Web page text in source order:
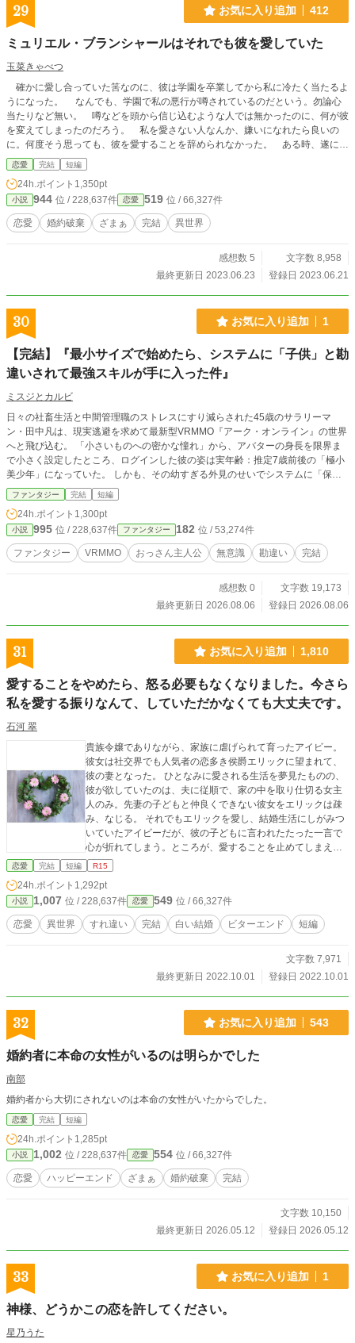
29 お気に入り追加 412
ミュリエル・ブランシャールはそれでも彼を愛していた
玉菜きゃべつ
確かに愛し合っていた筈なのに、彼は学園を卒業してから私に冷たく当たるよ
うになった。 なんでも、学園で私の悪行が噂されているのだという。勿論心
当たりなど無い。 噂などを頭から信じ込むような人では無かったのに、何が彼
を変えてしまったのだろう。 私を愛さない人なんか、嫌いになれたら良いの
に。何度そう思っても、彼を愛することを辞められなかった。 ある時、遂に彼
に婚約解消を迫られた私は、愛する彼に強く抵抗することも出来ずに言われるが
まま書類に署名してしまう。私は貴方を愛することを辞められない。でも、もう
この苦しみには耐えられない。 なら、貴方が私の世界からいなくなればいい。
◆全6話
恋愛 完結 短編
24h.ポイント 1,350pt
小説 944 位 / 228,637件 恋愛 519 位 / 66,327件
恋愛 婚約破棄 ざまぁ 完結 異世界
感想数 5
文字数 8,958
最終更新日 2023.06.23
登録日 2023.06.21
30 お気に入り追加 1
【完結】『最小サイズで始めたら、システムに「子供」と勘
違いされて最強スキルが手に入った件』
ミスジとカルビ
日々の社畜生活と中間管理職のストレスにすり減らされた45歳のサラリーマ
ン・田中凡は、現実逃避を求めて最新型VRMMO『アーク・オンライン』の世界
へと飛び込む。 「小さいものへの密かな憧れ」から、アバターの身長を限界ま
で小さく設定したところ、ログインした彼の姿は実年齢：推定7歳前後の「極小
美少年」になっていた。 しかも、その幼すぎる外見のせいでシステムに「保護
対象の幼児」と誤認識され、理不尽に強力な子供専用スキル**【おいたんの庇
護】や【てんしのいばら】**を強制付与されてしまう。 さらにボイスチェンジ
ャーまで同期してしまい、内心はおっさんなのに声は「きゅぴーん☆」と高音で
愛くるしいものに。 通りすがりのプレイヤーからは「迷子の天使様」と勘違い
されて頭をなで回され、調子に乗って絡んできた初心者狩り（PK）集団は無邪
気なワンパンで宇宙の彼方へ吹き飛ばすハプニング。 会社員時代に培った徹夜
人はマイペースにスローライフを送りたいだけなのに、周囲のトップランカーた
ちからは「謎の最強美少年」「神聖なる守護天使」と盛大に神格化されていく―
ファンタジー 完結 短編
24h.ポイント 1,300pt
小説 995 位 / 228,637件 ファンタジー 182 位 / 53,274件
ファンタジー VRMMO おっさん主人公 無意識 勘違い 完結
感想数 0
文字数 19,173
最終更新日 2026.08.06
登録日 2026.08.06
31 お気に入り追加 1,810
愛することをやめたら、怒る必要もなくなりました。今さら
私を愛する振りなんて、していただかなくても大丈夫です。
石河 翠
貴族令嬢でありながら、家族に虐げられて育ったアイビー。
彼女は社交界でも人気者の恋多き侯爵エリックに望まれて、
彼の妻となった。 ひとなみに愛される生活を夢見たものの、
彼が欲していたのは、夫に従順で、家の中を取り仕切る女主
人のみ。先妻の子どもと仲良くできない彼女をエリックは疎
み、なじる。 それでもエリックを愛し、結婚生活にしがみつ
いていたアイビーだが、彼の子どもに言われたたった一言で
心が折れてしまう。ところが、愛することを止めてしまえば
その生活は以前よりも穏やかで心地いいものになってい
ーローと、その愛をやんわりと拒むヒロインのお話。 この作
品は他サイトにも投稿しております。 扉絵は、写真ACよりチ
ョコラテさまの作品(写真ID 179331)をお借りしております。
恋愛 完結 短編 R15
24h.ポイント 1,292pt
小説 1,007 位 / 228,637件 恋愛 549 位 / 66,327件
恋愛 異世界 すれ違い 完結 白い結婚 ビターエンド 短編
文字数 7,971
最終更新日 2022.10.01
登録日 2022.10.01
32 お気に入り追加 543
婚約者に本命の女性がいるのは明らかでした
南部
婚約者から大切にされないのは本命の女性がいたからでした。
恋愛 完結 短編
24h.ポイント 1,285pt
小説 1,002 位 / 228,637件 恋愛 554 位 / 66,327件
恋愛 ハッピーエンド ざまぁ 婚約破棄 完結
文字数 10,150
最終更新日 2026.05.12
登録日 2026.05.12
33 お気に入り追加 1
神様、どうかこの恋を許してください。
星乃うた